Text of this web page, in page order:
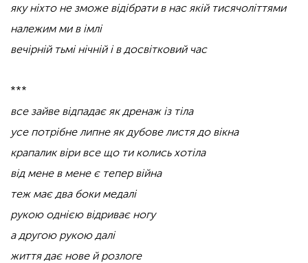
яку ніхто не зможе відібрати в нас якій тисячоліттями
належим ми в імлі
вечірній тьмі нічній і в досвітковий час
***
все зайве відпадає як дренаж із тіла
усе потрібне липне як дубове листя до вікна
крапалик віри все що ти колись хотіла
від мене в мене є тепер війна
теж має два боки медалі
рукою однією відриває ногу
а другою рукою далі
життя дає нове й розлоге